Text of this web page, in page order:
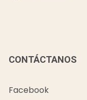
CONTÁCTANOS
Facebook